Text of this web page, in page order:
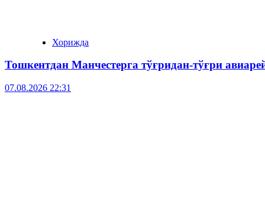
Хорижда
Тошкентдан Манчестерга тўғридан-тўғри
07.08.2026 22:31